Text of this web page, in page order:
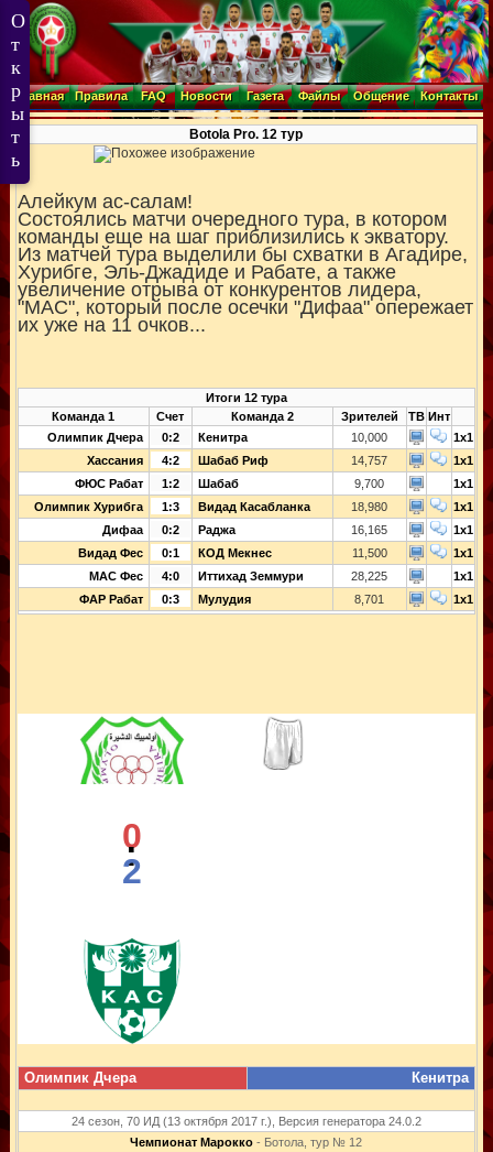
Главная Правила FAQ Новости Газета Файлы Общение Контакты
Botola Pro. 12 тур
Алейкум ас-салам!
Состоялись матчи очередного тура, в котором
команды еще на шаг приблизились к экватору.
Из матчей тура выделили бы схватки в Агадире,
Хурибге, Эль-Джадиде и Рабате, а также
увеличение отрыва от конкурентов лидера,
"МАС", который после осечки "Дифаа" опережает
их уже на 11 очков...
Итоги 12 тура
Команда 1
Счет Команда 2 Зрителей ТВ Инт
Олимпик Дчера
0:2 Кенитра 10,000
1x1
Хассания
4:2 Шабаб Риф 14,757
1x1
ФЮС Рабат
1:2 Шабаб 9,700
1x1
Олимпик Хурибга
1:3 Видад Касабланка 18,980
1x1
Дифаа
0:2 Раджа 16,165
1x1
Видад Фес
0:1 КОД Мекнес 11,500
1x1
МАС Фес
4:0 Иттихад Земмури 28,225
1x1
ФАР Рабат
0:3 Мулудия 8,701 1x1
0
:
2
Олимпик Дчера Кенитра
24 сезон, 70 ИД (13 октября 2017 г.), Версия генератора 24.0.2
Чемпионат Марокко - Ботола, тур № 12